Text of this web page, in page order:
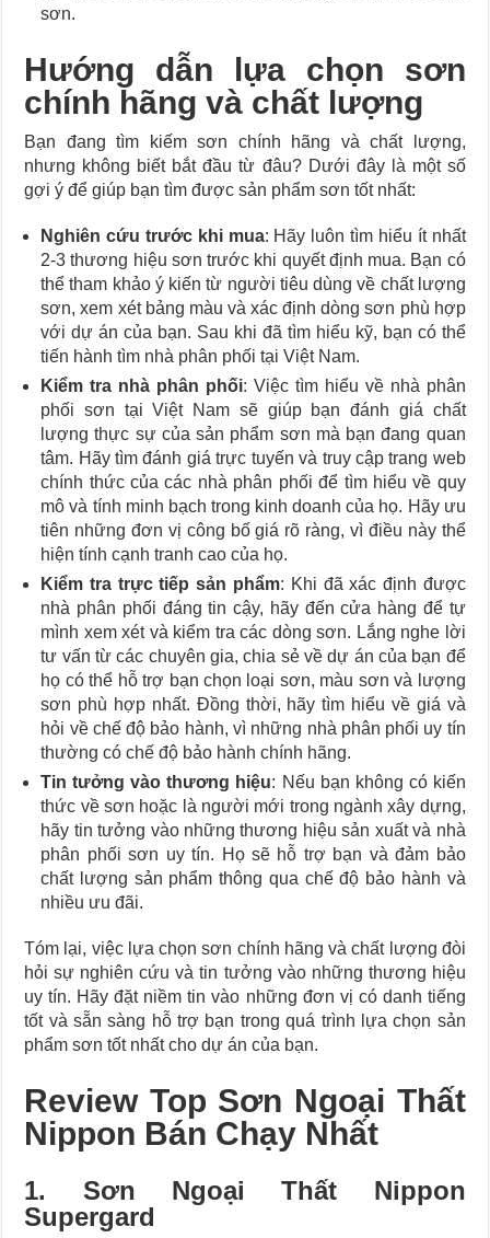
sơn.
Hướng dẫn lựa chọn sơn
chính hãng và chất lượng
Bạn đang tìm kiếm sơn chính hãng và chất lượng,
nhưng không biết bắt đầu từ đâu? Dưới đây là một số
gợi ý để giúp bạn tìm được sản phẩm sơn tốt nhất:
Nghiên cứu trước khi mua: Hãy luôn tìm hiểu ít nhất
2-3 thương hiệu sơn trước khi quyết định mua. Bạn có
thể tham khảo ý kiến từ người tiêu dùng về chất lượng
sơn, xem xét bảng màu và xác định dòng sơn phù hợp
với dự án của bạn. Sau khi đã tìm hiểu kỹ, bạn có thể
tiến hành tìm nhà phân phối tại Việt Nam.
Kiểm tra nhà phân phối: Việc tìm hiểu về nhà phân
phối sơn tại Việt Nam sẽ giúp bạn đánh giá chất
lượng thực sự của sản phẩm sơn mà bạn đang quan
tâm. Hãy tìm đánh giá trực tuyến và truy cập trang web
chính thức của các nhà phân phối để tìm hiểu về quy
mô và tính minh bạch trong kinh doanh của họ. Hãy ưu
tiên những đơn vị công bố giá rõ ràng, vì điều này thể
hiện tính cạnh tranh cao của họ.
Kiểm tra trực tiếp sản phẩm: Khi đã xác định được
nhà phân phối đáng tin cậy, hãy đến cửa hàng để tự
mình xem xét và kiểm tra các dòng sơn. Lắng nghe lời
tư vấn từ các chuyên gia, chia sẻ về dự án của bạn để
họ có thể hỗ trợ bạn chọn loại sơn, màu sơn và lượng
sơn phù hợp nhất. Đồng thời, hãy tìm hiểu về giá và
hỏi về chế độ bảo hành, vì những nhà phân phối uy tín
thường có chế độ bảo hành chính hãng.
Tin tưởng vào thương hiệu: Nếu bạn không có kiến
thức về sơn hoặc là người mới trong ngành xây dựng,
hãy tin tưởng vào những thương hiệu sản xuất và nhà
phân phối sơn uy tín. Họ sẽ hỗ trợ bạn và đảm bảo
chất lượng sản phẩm thông qua chế độ bảo hành và
nhiều ưu đãi.
Tóm lại, việc lựa chọn sơn chính hãng và chất lượng đòi
hỏi sự nghiên cứu và tin tưởng vào những thương hiệu
uy tín. Hãy đặt niềm tin vào những đơn vị có danh tiếng
tốt và sẵn sàng hỗ trợ bạn trong quá trình lựa chọn sản
phẩm sơn tốt nhất cho dự án của bạn.
Review Top Sơn Ngoại Thất
Nippon Bán Chạy Nhất
1. Sơn Ngoại Thất Nippon
Supergard